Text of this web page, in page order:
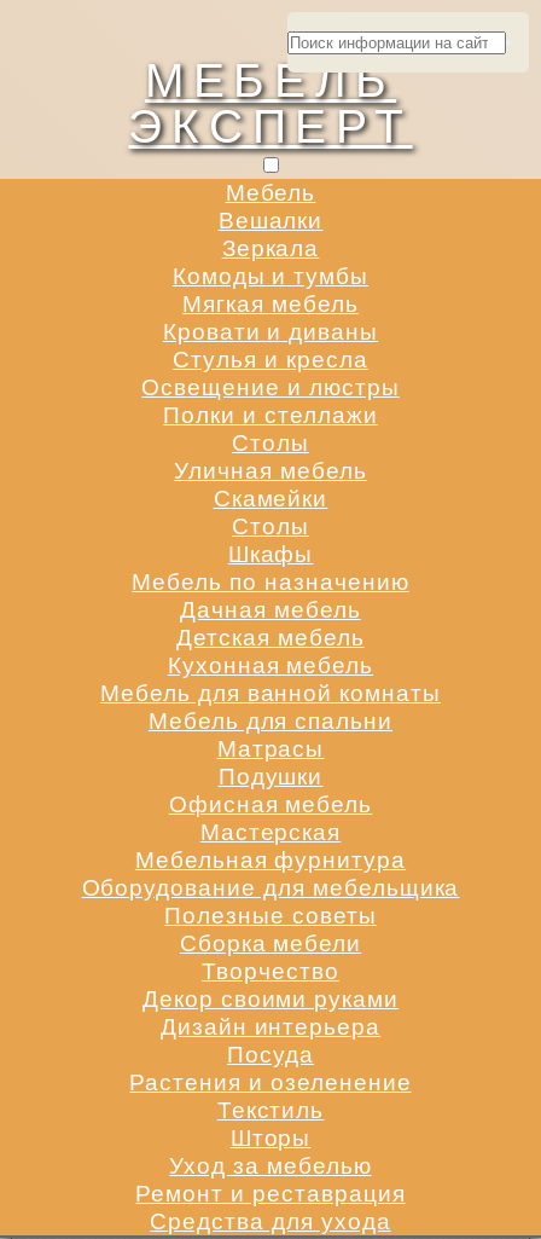
МЕБЕЛЬ
ЭКСПЕРТ
Мебель
Вешалки
Зеркала
Комоды и тумбы
Мягкая мебель
Кровати и диваны
Стулья и кресла
Освещение и люстры
Полки и стеллажи
Столы
Уличная мебель
Скамейки
Столы
Шкафы
Мебель по назначению
Дачная мебель
Детская мебель
Кухонная мебель
Мебель для ванной комнаты
Мебель для спальни
Матрасы
Подушки
Офисная мебель
Мастерская
Мебельная фурнитура
Оборудование для мебельщика
Полезные советы
Сборка мебели
Творчество
Декор своими руками
Дизайн интерьера
Посуда
Растения и озеленение
Текстиль
Шторы
Уход за мебелью
Ремонт и реставрация
Средства для ухода